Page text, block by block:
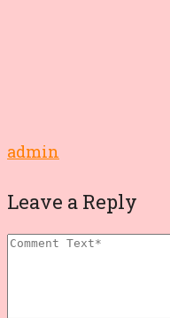
admin
Leave a Reply